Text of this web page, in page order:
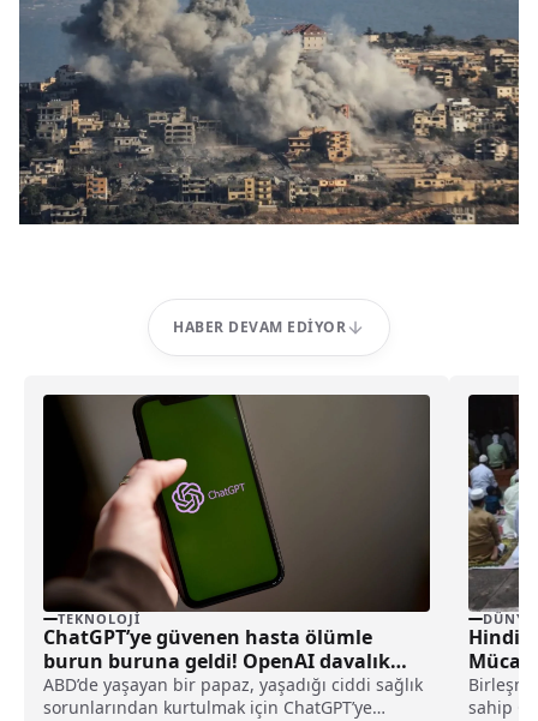
HABER DEVAM EDIYOR
TEKNOLOJI
ChatGPT’ye güvenen hasta ölümle
burun buruna geldi! OpenAI davalık
oldu
ABD’de yaşayan bir papaz, yaşadığı ciddi sağlık
sorunlarından kurtulmak için ChatGPT’ye
DÜNYA
sahip